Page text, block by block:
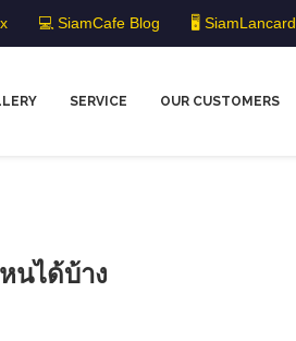
💻 SiamCafe Blog 🖥️ SiamLancard
SERVICE OUR CUSTOMERS
นได้บ้าง